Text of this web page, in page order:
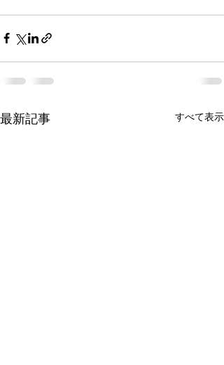
最新記事 すべて表示